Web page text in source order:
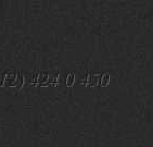
424 0 450